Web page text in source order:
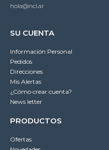
hola@ncl.ar
SU CUENTA
Información Personal
Pedidos
Direcciones
Mis Alertas
¿Cómo crear cuenta?
News letter
PRODUCTOS
Ofertas